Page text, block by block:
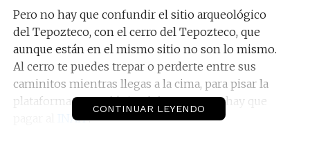
Pero no hay que confundir el sitio arqueológico
del Tepozteco, con el cerro del Tepozteco, que
aunque están en el mismo sitio no son lo mismo.
Al cerro te puedes trepar o perderte entre sus
caminitos mientras llegas a la cima, para pisar la
plataforma arqueológica del Tepozteco, hay que
INAH.
CONTINUAR LEYENDO